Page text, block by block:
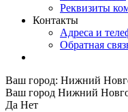
Реквизиты
Контакты
Адреса и
Обратная
Ваш город: Нижний
Ваш город Нижний
Да Нет